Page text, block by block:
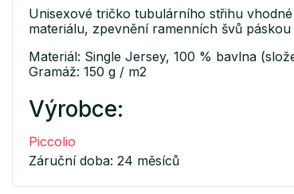
Unisexové tričko tubulárního střihu
materiálu, zpevnění ramenních švů
Materiál: Single Jersey, 100 % bavlna
Gramáž: 150 g / m2
Výrobce:
Piccolio
Záruční doba: 24 měsíců